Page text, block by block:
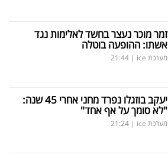
זמר מוכר נעצר בחשד לאלימות נגד
אשתו: ההופעה בוטלה
מערכת ice |
21:44
יעקב בוזגלו נפרד מחני אחרי 45 שנה:
"לא סומך על אף אחד"
מערכת ice |
21:24